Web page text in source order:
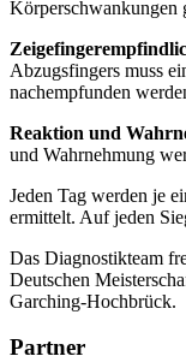
Körperschwankungen
Abzugsfingers muss
nachempfunden
Reaktion und
und Wahrnehmung
Jeden Tag werden je
ermittelt. Auf jeden
Das Diagnostikteam
Deutschen
Garching-Hochbrück.
Partner